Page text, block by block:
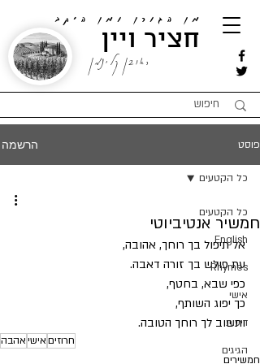
מן הגורן ומן היקב
חציר ויין
ראובן קלינמן
פוסט הרשמה
כל הקטעים
English
Rhymes
אישי
דיעות
הגיגים
כל הקטעים
חמשיר אנטיביוטי
אל תיפול בך רוחך, אהובה,
עת פולש בך זורה דאבה.
כפי שבא, בחטף,
כך יפוג השותף,
ותשוב לך רוחך הטובה.
חרוזיםאישיאהבה
חמשירים